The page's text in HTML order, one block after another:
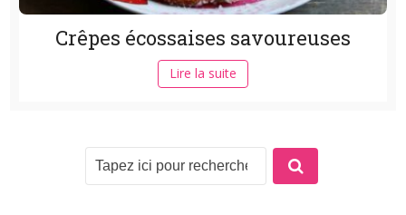
Crêpes écossaises savoureuses
Lire la suite